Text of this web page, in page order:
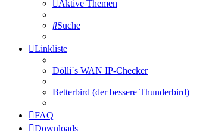
Aktive Themen
Suche
Linkliste
Dölli´s WAN IP-Checker
Betterbird (der bessere Thunderbird)
FAQ
Downloads